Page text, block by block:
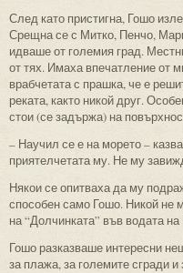
След като пристигна, Гошо
Срещна се с Митко, Пенчо,
идваше от големия град.
от тях. Имаха впечатление от
врабчетата с прашка, че е
реката, както никой друг.
стои (се задържа) на
– Научил се е на морето –
приятелчетата му. Не му
Някои се опитваха да му
способен само Гошо. Никой не
на “Долчинката” във водата
Гошо разказваше интересни
за плажа, за големите сгради